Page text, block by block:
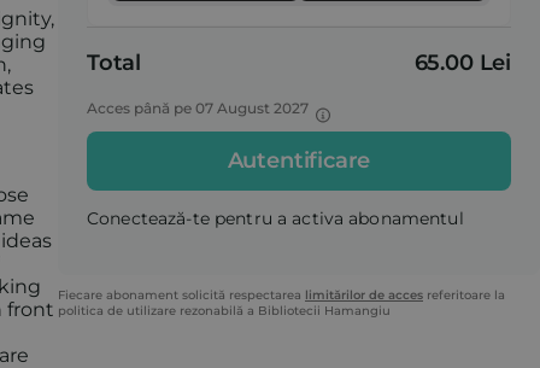
front
Total 65.00 Lei
Acces până pe 07 August 2027
Autentificare
Conectează-te pentru a activa abonamentul
Fiecare abonament solicită respectarea limitărilor de acces referitoare la
politica de utilizare rezonabilă a Bibliotecii Hamangiu